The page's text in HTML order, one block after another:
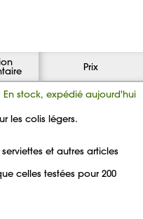
Prix
En stock, expédié aujourd'hui
les colis légers.
et autres articles
celles testées pour 200